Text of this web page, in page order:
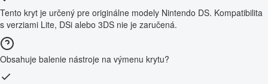
Tento kryt je určený pre originálne modely Nintendo DS. Kompatibilita
s verziami Lite, DSi alebo 3DS nie je zaručená.
Obsahuje balenie nástroje na výmenu krytu?